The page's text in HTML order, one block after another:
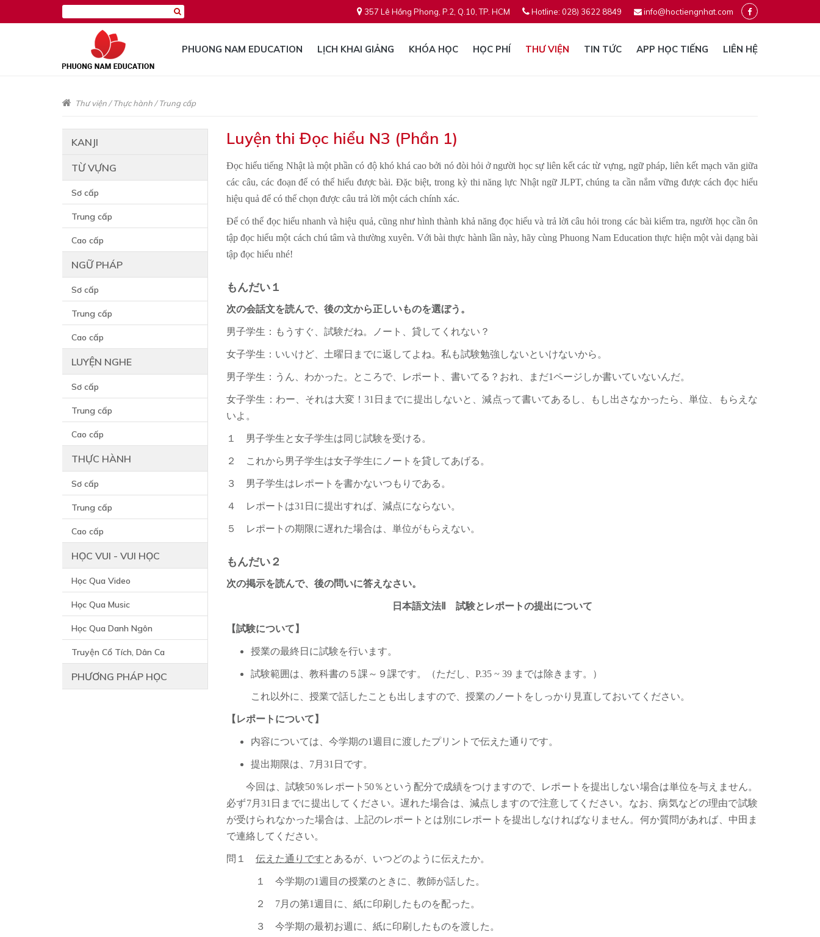
357 Lê Hồng Phong, P.2, Q.10, TP. HCM Hotline: 028) 3622 8849 info@hoctiengnhat.com
PHUONG NAM EDUCATION LỊCH KHAI GIẢNG KHÓA HỌC HỌC PHÍ THƯ VIỆN TIN TỨC APP HỌC TIẾNG LIÊN HỆ
Thư viện/Thực hành/Trung cấp
KANJI
TỪ VỰNG
Sơ cấp
Trung cấp
Cao cấp
NGỮ PHÁP
Sơ cấp
Trung cấp
Cao cấp
LUYỆN NGHE
Sơ cấp
Trung cấp
Cao cấp
THỰC HÀNH
Sơ cấp
Trung cấp
Cao cấp
HỌC VUI - VUI HỌC
Học Qua Video
Học Qua Music
Học Qua Danh Ngôn
Truyện Cổ Tích, Dân Ca
PHƯƠNG PHÁP HỌC
Luyện thi Đọc hiểu N3 (Phần 1)
Đọc hiểu tiếng Nhật là một phần có độ khó khá cao bởi nó đòi hỏi ở người học sự liên kết các từ vựng, ngữ pháp, liên kết mạch văn giữa
các câu, các đoạn để có thể hiểu được bài. Đặc biệt, trong kỳ thi năng lực Nhật ngữ JLPT, chúng ta cần nắm vững được cách đọc hiểu
hiệu quả để có thể chọn được câu trả lời một cách chính xác.
Để có thể đọc hiểu nhanh và hiệu quả, cũng như hình thành khả năng đọc hiểu và trả lời câu hỏi trong các bài kiểm tra, người học cần ôn
tập đọc hiểu một cách chú tâm và thường xuyên. Với bài thực hành lần này, hãy cùng Phuong Nam Education thực hiện một vài dạng bài
tập đọc hiểu nhé!
もんだい１
次の会話文を読んで、後の文から正しいものを選ぼう。
男子学生：もうすぐ、試験だね。ノート、貸してくれない？
女子学生：いいけど、土曜日までに返してよね。私も試験勉強しないといけないから。
男子学生：うん、わかった。ところで、レポート、書いてる？おれ、まだ1ページしか書いていないんだ。
女子学生：わー、それは大変！31日までに提出しないと、減点って書いてあるし、もし出さなかったら、単位、もらえな
いよ。
１ 男子学生と女子学生は同じ試験を受ける。
２ これから男子学生は女子学生にノートを貸してあげる。
３ 男子学生はレポートを書かないつもりである。
４ レポートは31日に提出すれば、減点にならない。
５ レポートの期限に遅れた場合は、単位がもらえない。
もんだい２
次の掲示を読んで、後の問いに答えなさい。
日本語文法Ⅱ 試験とレポートの提出について
【試験について】
授業の最終日に試験を行います。
試験範囲は、教科書の５課～９課です。（ただし、P.35 ~ 39 までは除きます。）
これ以外に、授業で話したことも出しますので、授業のノートをしっかり見直しておいてください。
【レポートについて】
内容については、今学期の1週目に渡したプリントで伝えた通りです。
提出期限は、7月31日です。
今回は、試験50％レポート50％という配分で成績をつけますので、レポートを提出しない場合は単位を与えません。
必ず7月31日までに提出してください。遅れた場合は、減点しますので注意してください。なお、病気などの理由で試験
が受けられなかった場合は、上記のレポートとは別にレポートを提出しなければなりません。何か質問があれば、中田ま
で連絡してください。
問１伝えた通りです とあるが、いつどのように伝えたか。
１ 今学期の1週目の授業のときに、教師が話した。
２ 7月の第1週目に、紙に印刷したものを配った。
３ 今学期の最初お週に、紙に印刷したものを渡した。